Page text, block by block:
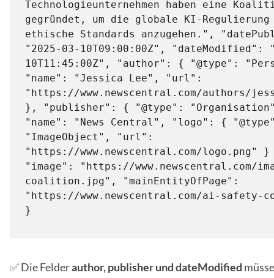
Technologieunternehmen haben eine
gegründet, um die globale KI-Regulierung
ethische Standards anzugehen.",
"2025-03-10T09:00:00Z", "dateModified":
10T11:45:00Z", "author": { "@type":
"name": "Jessica Lee", "url":
"https://www.newscentral.com/authors/
}, "publisher": { "@type":
"name": "News Central", "logo": {
"ImageObject", "url":
"https://www.newscentral.com/logo.png"
"image": "https://www.newscentral.com/
coalition.jpg", "mainEntityOfPage":
"https://www.newscentral.com/ai-safety-
}
✅ Die Felderauthor, publisher und dateModified